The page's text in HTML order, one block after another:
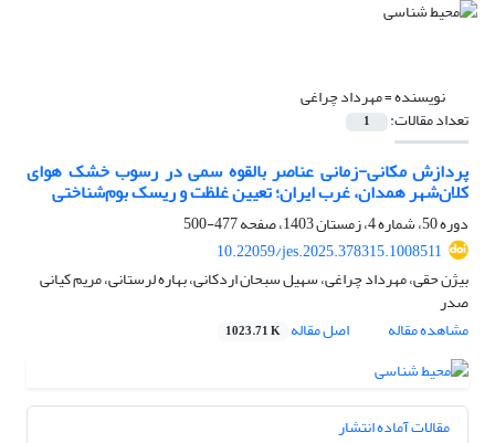
نویسنده =مهرداد چراغی
تعداد مقالات: 1
پردازش مکانی-زمانی عناصر بالقوه سمی در رسوب خشک هوای
کلان‌شهر همدان، غرب ایران؛ تعیین غلظت و ریسک بوم‌‎شناختی
دوره 50، شماره 4، زمستان 1403، صفحه
477-500
10.22059/jes.2025.378315.1008511
بیژن حقی، مهرداد چراغی، سهیل سبحان اردکانی، بهاره لرستانی، مریم کیانی
صدر
مشاهده مقاله
اصل مقاله 1023.71 K
مقالات آماده انتشار